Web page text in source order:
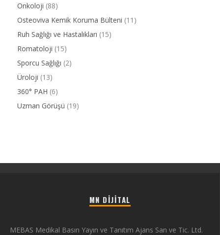
Onkoloji (88)
Osteoviva Kemik Koruma Bülteni (11)
Ruh Sağlığı ve Hastalıkları (15)
Romatoloji (15)
Sporcu Sağlığı (2)
Üroloji (13)
360° PAH (6)
Uzman Görüşü (19)
MN DIJITAL
MEBAS Medikal Basın Yayın ve Tanıtım Ajans San ve Tic. Ltd.